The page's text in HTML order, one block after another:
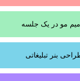
مو در یک جلسه
بنر تبلیغاتی